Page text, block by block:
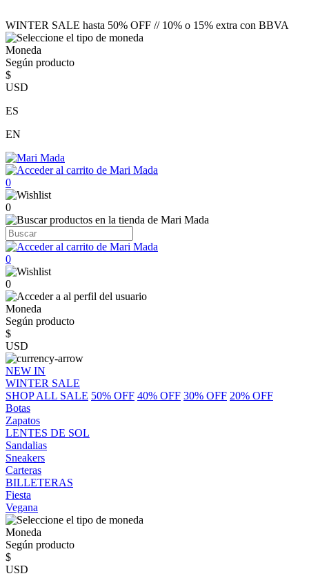
WINTER SALE hasta 50% OFF // 10% o 15% extra con BBVA
Moneda
Según producto
$
USD
ES
EN
0
0
0
0
Moneda
Según producto
$
USD
NEW IN
WINTER SALE
SHOP ALL SALE 50% OFF 40% OFF 30% OFF 20% OFF
Botas
Zapatos
LENTES DE SOL
Sandalias
Sneakers
Carteras
BILLETERAS
Fiesta
Vegana
Moneda
Según producto
$
USD